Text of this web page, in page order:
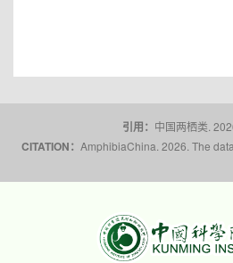
引用： 中国两栖类.
CITATION： AmphibiaChina. 2026. The